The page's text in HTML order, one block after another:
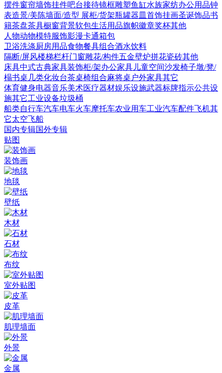
摆件窗帘墙饰挂件吧台接待镜框雕塑鱼缸水族家纺办公用品钟
表造景/美陈墙面/造型 展柜/货架瓶罐器皿 首饰挂画圣诞饰品书
籍茶盘茶具橱窗背景软包生活用品旗帜徽章奖杯其他
人物动物模特服饰影漫卡通箱包
卫浴洗涤厨房用品食物餐具组合酒水饮料
隔断/屏风楼梯栏杆门窗雕花/构件五金壁炉拼花瓷砖其他
床具中式古典家具装饰柜/架办公家具 儿童空间沙发椅子墩/凳/
榻书桌 几类化妆台茶桌椅组合麻将桌 户外家具其它
体育健身电器音乐美术医疗器材娱乐设施武器标牌指示公共设
施其它工业设备垃圾桶
船类自行车汽车电车火车摩托车农业用车工业汽车配件飞机其
它太空飞船
国内专辑国外专辑
贴图
装饰画
地毯
壁纸
木材
石材
布纹
室外贴图
皮革
肌理墙面
外景
金属